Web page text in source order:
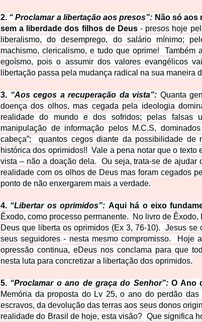
2. “ Proclamar a libertação aos presos”: Não só aos
sem a liberdade dos filhos de Deus- presos hoje
liberalismo, do desemprego, do salário mínimo;
machismo, clericalismo, e tudo que oprime! Também
egoísmo, pois o assumir dos valores evangélicos
libertação passa pela mudança radical na sua maneira
3. “Aos cegos a recuperação da vista”: Quanta
doença dos olhos, mas cegada pela ideologia
realidade do mundo e dos sofridos; pelas falsas
manipulação de informação pelos M.C.S,
cabeça”;
quantos cegos diante da possibilidade de
histórica dos oprimidos!! Vale a pena notar que o texto
vista – não a doação dela. Ou seja, trata-se de ajudar
realidade com os olhos de Deus mas foram cegados
ponto de não enxergarem mais a verdade.
4. “Libertar os oprimidos”: Aqui há o eixo
Êxodo, como processo permanente. No livro de
Deus que liberta os oprimidos (Ex 3, 76-10). Jesus se
seus seguidores - nesta mesmo compromisso. Hoje
opressão continua, eDeus nos conclama para que
nesta luta para concretizar a libertação dos oprimidos.
5. “Proclamar o ano de graça do Senhor”:O Ano
Memória da proposta do Lv 25, o ano do perdão
escravos, da devolução das terras aos seus donos
realidade do Brasil de hoje, esta visão? Que significa